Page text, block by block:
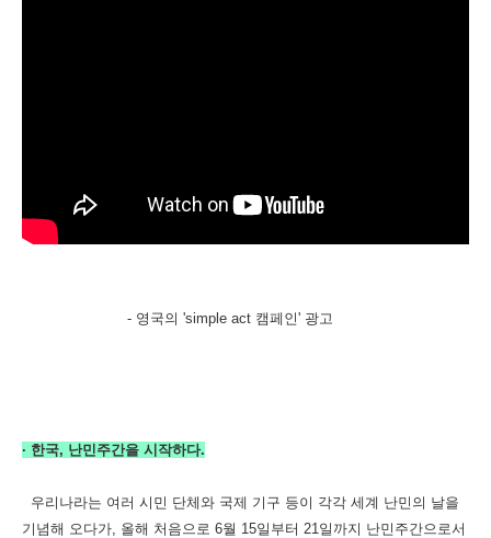
- 영국의 'simple act 캠페인' 광고
· 한국, 난민주간을 시작하다.
우리나라는 여러 시민 단체와 국제 기구 등이 각각 세계 난민의 날을
기념해 오다가, 올해 처음으로 6월 15일부터 21일까지 난민주간으로서